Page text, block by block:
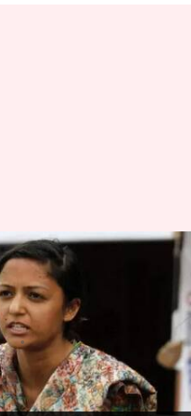
ட்வீட்
ஷெஹ்லா
06:32 pm